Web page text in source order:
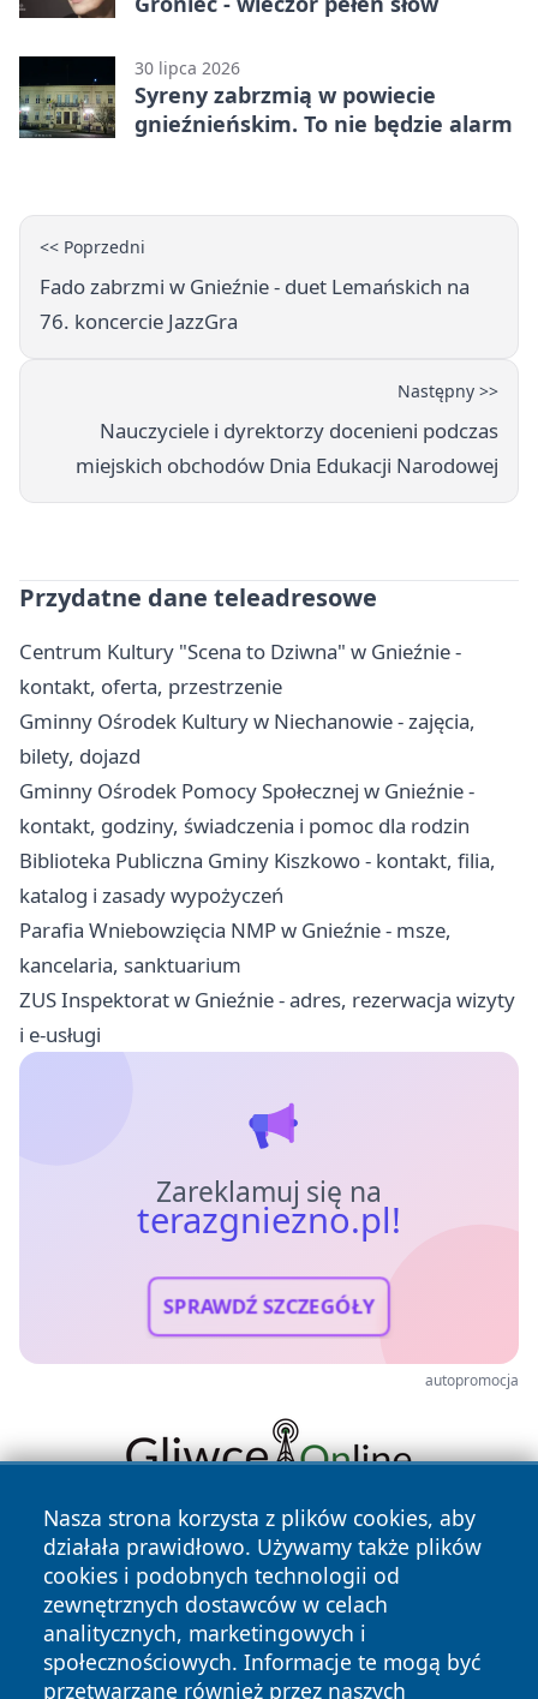
30 lipca 2026
Syreny zabrzmią w powiecie
gnieźnieńskim. To nie będzie alarm
<< Poprzedni
Fado zabrzmi w Gnieźnie - duet Lemańskich na
76. koncercie JazzGra
Następny >>
Nauczyciele i dyrektorzy docenieni podczas
miejskich obchodów Dnia Edukacji Narodowej
Przydatne dane teleadresowe
Centrum Kultury "Scena to Dziwna" w Gnieźnie -
kontakt, oferta, przestrzenie
Gminny Ośrodek Kultury w Niechanowie - zajęcia,
bilety, dojazd
Gminny Ośrodek Pomocy Społecznej w Gnieźnie -
kontakt, godziny, świadczenia i pomoc dla rodzin
Biblioteka Publiczna Gminy Kiszkowo - kontakt, filia,
katalog i zasady wypożyczeń
Parafia Wniebowzięcia NMP w Gnieźnie - msze,
kancelaria, sanktuarium
ZUS Inspektorat w Gnieźnie - adres, rezerwacja wizyty
i e-usługi
Zareklamuj się na
terazgniezno.pl!
SPRAWDŹ SZCZEGÓŁY
autopromocja
Nasza strona korzysta z plików cookies, aby
działała prawidłowo. Używamy także plików
cookies i podobnych technologii od
zewnętrznych dostawców w celach
analitycznych, marketingowych i
społecznościowych. Informacje te mogą być
przetwarzane również przez naszych
Copyright © 2026 terazgniezno.pl Wszystkie prawa
zastrzeżone.